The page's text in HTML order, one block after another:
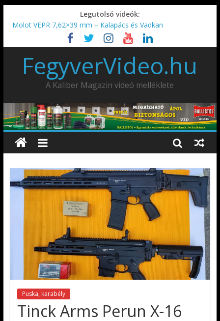
Legutolsó videók:
Molot VEPR 7,62×39 mm – Kalapács és Vadkan
IDÉN IS INDUL: Fegyvertervező- és gyártó szakmérnöki,
illetve szakspecialista képzés!!!
IWA2026 – Puskák 1. rész
Ardesa Patriot “FAPADOS” .45 elöltöltő perkussziós pisztoly
AMD-65 oktató METSZET
FegyverVideo.hu
A Kaliber Magazin videó melléklete
Puska, karabély
Tinck Arms Perun X-16